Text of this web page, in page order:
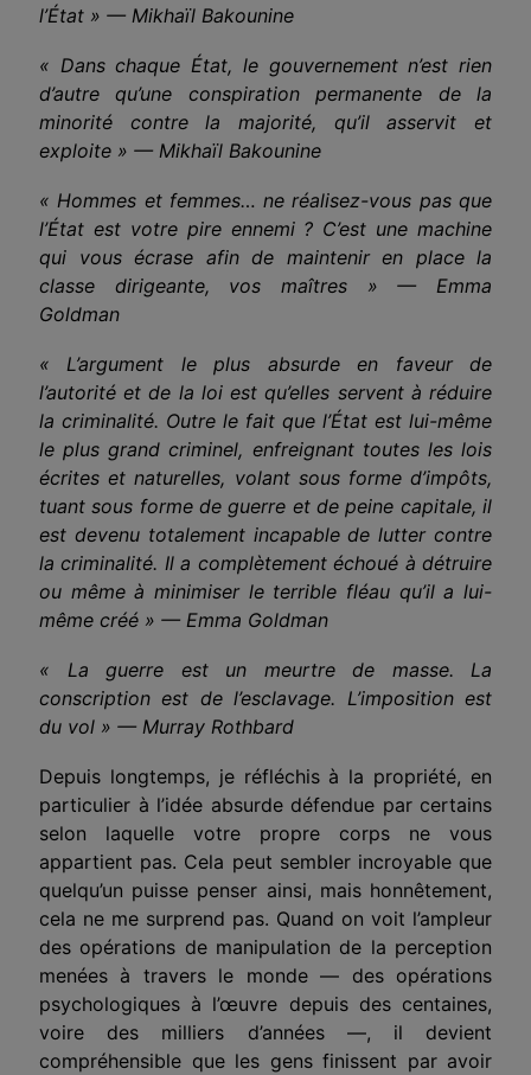
l’État » — Mikhaïl Bakounine
« Dans chaque État, le gouvernement n’est rien
d’autre qu’une conspiration permanente de la
minorité contre la majorité, qu’il asservit et
exploite » — Mikhaïl Bakounine
« Hommes et femmes… ne réalisez-vous pas que
l’État est votre pire ennemi ? C’est une machine
qui vous écrase afin de maintenir en place la
classe dirigeante, vos maîtres » — Emma
Goldman
« L’argument le plus absurde en faveur de
l’autorité et de la loi est qu’elles servent à réduire
la criminalité. Outre le fait que l’État est lui-même
le plus grand criminel, enfreignant toutes les lois
écrites et naturelles, volant sous forme d’impôts,
tuant sous forme de guerre et de peine capitale, il
est devenu totalement incapable de lutter contre
la criminalité. Il a complètement échoué à détruire
ou même à minimiser le terrible fléau qu’il a lui-
même créé » — Emma Goldman
« La guerre est un meurtre de masse. La
conscription est de l’esclavage. L’imposition est
du vol » — Murray Rothbard
Depuis longtemps, je réfléchis à la propriété, en
particulier à l’idée absurde défendue par certains
selon laquelle votre propre corps ne vous
appartient pas. Cela peut sembler incroyable que
quelqu’un puisse penser ainsi, mais honnêtement,
cela ne me surprend pas. Quand on voit l’ampleur
des opérations de manipulation de la perception
menées à travers le monde — des opérations
psychologiques à l’œuvre depuis des centaines,
voire des milliers d’années —, il devient
compréhensible que les gens finissent par avoir